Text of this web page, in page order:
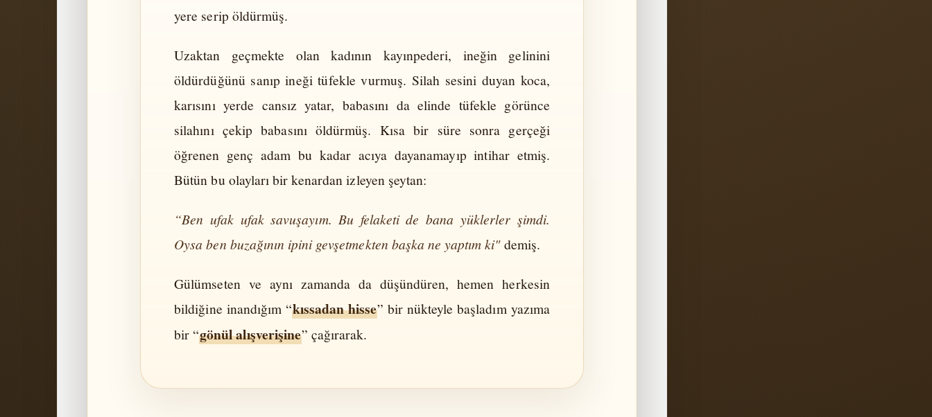
yere serip öldürmüş.
Uzaktan geçmekte olan kadının kayınpederi, ineğin gelinini
öldürdüğünü sanıp ineği tüfekle vurmuş. Silah sesini duyan koca,
karısını yerde cansız yatar, babasını da elinde tüfekle görünce
silahını çekip babasını öldürmüş. Kısa bir süre sonra gerçeği
öğrenen genç adam bu kadar acıya dayanamayıp intihar etmiş.
Bütün bu olayları bir kenardan izleyen şeytan:
“Ben ufak ufak savuşayım. Bu felaketi de bana yüklerler şimdi.
Oysa ben buzağının ipini gevşetmekten başka ne yaptım ki"demiş.
Gülümseten ve aynı zamanda da düşündüren, hemen herkesin
bildiğine inandığım “kıssadan hisse” bir nükteyle başladım yazıma
bir “gönül alışverişine” çağırarak.